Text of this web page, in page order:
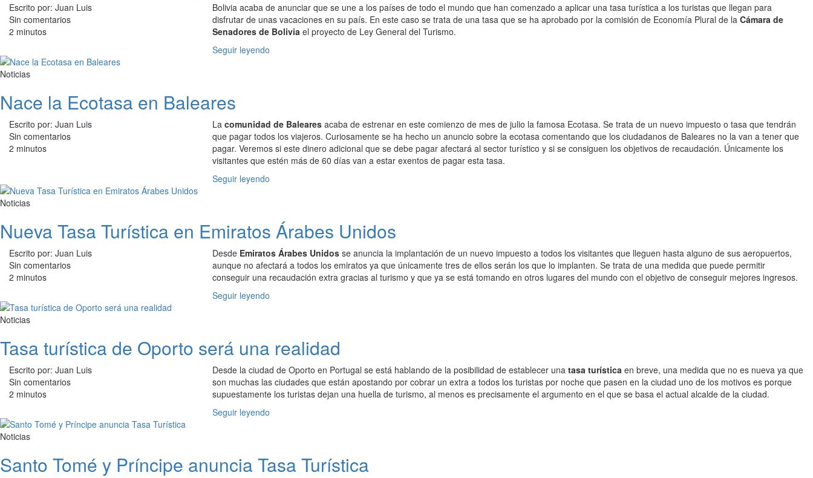
Escrito por: Juan Luis
Sin comentarios
2 minutos
Bolivia acaba de anunciar que se une a los países de todo el mundo que han comenzado a aplicar una tasa turística a los turistas que llegan para
disfrutar de unas vacaciones en su país. En este caso se trata de una tasa que se ha aprobado por la comisión de Economía Plural de la Cámara de
Senadores de Bolivia el proyecto de Ley General del Turismo.
Seguir leyendo
Noticias
Nace la Ecotasa en Baleares
Escrito por: Juan Luis
Sin comentarios
2 minutos
La comunidad de Baleares acaba de estrenar en este comienzo de mes de julio la famosa Ecotasa. Se trata de un nuevo impuesto o tasa que tendrán
que pagar todos los viajeros. Curiosamente se ha hecho un anuncio sobre la ecotasa comentando que los ciudadanos de Baleares no la van a tener que
pagar. Veremos si este dinero adicional que se debe pagar afectará al sector turístico y si se consiguen los objetivos de recaudación. Únicamente los
visitantes que estén más de 60 días van a estar exentos de pagar esta tasa.
Seguir leyendo
Noticias
Nueva Tasa Turística en Emiratos Árabes Unidos
Escrito por: Juan Luis
Sin comentarios
2 minutos
Desde Emiratos Árabes Unidos se anuncia la implantación de un nuevo impuesto a todos los visitantes que lleguen hasta alguno de sus aeropuertos,
aunque no afectará a todos los emiratos ya que únicamente tres de ellos serán los que lo implanten. Se trata de una medida que puede permitir
conseguir una recaudación extra gracias al turismo y que ya se está tomando en otros lugares del mundo con el objetivo de conseguir mejores ingresos.
Seguir leyendo
Noticias
Tasa turística de Oporto será una realidad
Escrito por: Juan Luis
Sin comentarios
2 minutos
Desde la ciudad de Oporto en Portugal se está hablando de la posibilidad de establecer una tasa turística en breve, una medida que no es nueva ya que
son muchas las ciudades que están apostando por cobrar un extra a todos los turistas por noche que pasen en la ciudad uno de los motivos es porque
supuestamente los turistas dejan una huella de turismo, al menos es precisamente el argumento en el que se basa el actual alcalde de la ciudad.
Seguir leyendo
Noticias
Santo Tomé y Príncipe anuncia Tasa Turística